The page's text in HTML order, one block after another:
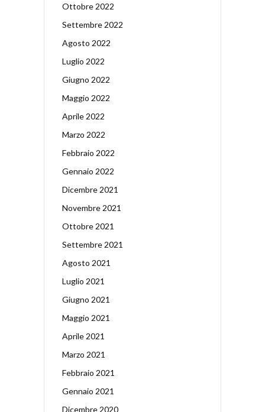
Ottobre 2022
Settembre 2022
Agosto 2022
Luglio 2022
Giugno 2022
Maggio 2022
Aprile 2022
Marzo 2022
Febbraio 2022
Gennaio 2022
Dicembre 2021
Novembre 2021
Ottobre 2021
Settembre 2021
Agosto 2021
Luglio 2021
Giugno 2021
Maggio 2021
Aprile 2021
Marzo 2021
Febbraio 2021
Gennaio 2021
Dicembre 2020